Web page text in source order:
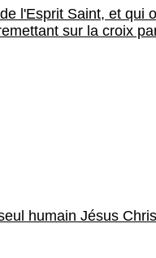
l'Esprit Saint, et qui
sur la croix
humain Jésus